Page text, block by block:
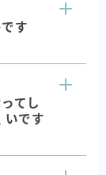
す
てし
いです